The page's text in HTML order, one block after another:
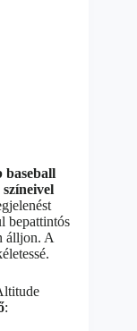
baseball
bepattintós
álljon. A
: